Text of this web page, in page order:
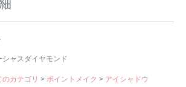
シャスダイヤモンド
のカテゴリ > ポイントメイク > アイシャドウ